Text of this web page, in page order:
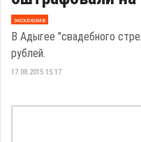
эксклюзив
В Адыгее "свадебного
рублей.
17.08.2015 15:17